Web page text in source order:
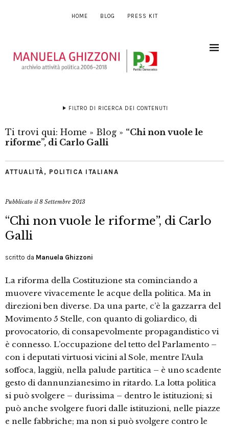
HOME BLOG PRESS KIT
FILTRO DI RICERCA DEI CONTENUTI
Ti trovi qui: Home » Blog » “Chi non vuole le
riforme”, di Carlo Galli
ATTUALITÀ , POLITICA ITALIANA
Pubblicato il8 Settembre 2013
“Chi non vuole le riforme”, di Carlo
Galli
scritto da Manuela Ghizzoni
La riforma della Costituzione sta cominciando a
muovere vivacemente le acque della politica. Ma in
direzioni ben diverse. Da una parte, c’è la gazzarra del
Movimento 5 Stelle, con quanto di goliardico, di
provocatorio, di consapevolmente propagandistico vi
è connesso. L’occupazione del tetto del Parlamento –
con i deputati virtuosi vicini al Sole, mentre l’Aula
soffoca, laggiù, nella palude partitica – è uno scadente
gesto di dannunzianesimo in ritardo. La lotta politica
si può svolgere – durissima – dentro le istituzioni; si
può anche svolgere fuori dalle istituzioni, nelle piazze
e nelle fabbriche; ma non si può svolgere contro le